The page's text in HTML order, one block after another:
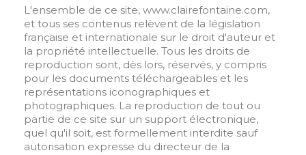
L'ensemble de ce site, www.clairefontaine.com,
et tous ses contenus relèvent de la législation
française et internationale sur le droit d'auteur et
la propriété intellectuelle. Tous les droits de
reproduction sont, dès lors, réservés, y compris
pour les documents téléchargeables et les
représentations iconographiques et
photographiques. La reproduction de tout ou
partie de ce site sur un support électronique,
quel qu'il soit, est formellement interdite sauf
autorisation expresse du directeur de la